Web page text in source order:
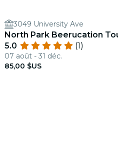
3049 University Ave
North Park Beerucation
5.0
(1)
07 août - 31 déc.
85,00 $US